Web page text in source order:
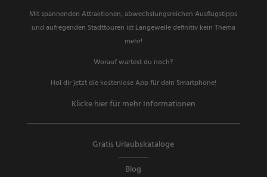
Mit spannenden Attraktionen, abwechslungsreichen Ausflugstipps
und aufregenden Stadttouren ist Langeweile definitiv kein Thema
mehr!
Worauf wartest du noch?
Hol dir jetzt die kostenlose App für dein Smartphone!
Klicke hier für mehr Informationen
Gratis Urlaubskataloge
Blog